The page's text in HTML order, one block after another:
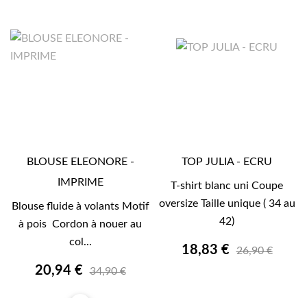
BLOUSE ELEONORE -
IMPRIME
Blouse fluide à volants Motif
à pois Cordon à nouer au
col...
20,94 € 34,90 €
TOP JULIA - ECRU
T-shirt blanc uni Coupe
oversize Taille unique ( 34 au
42)
18,83 € 26,90 €